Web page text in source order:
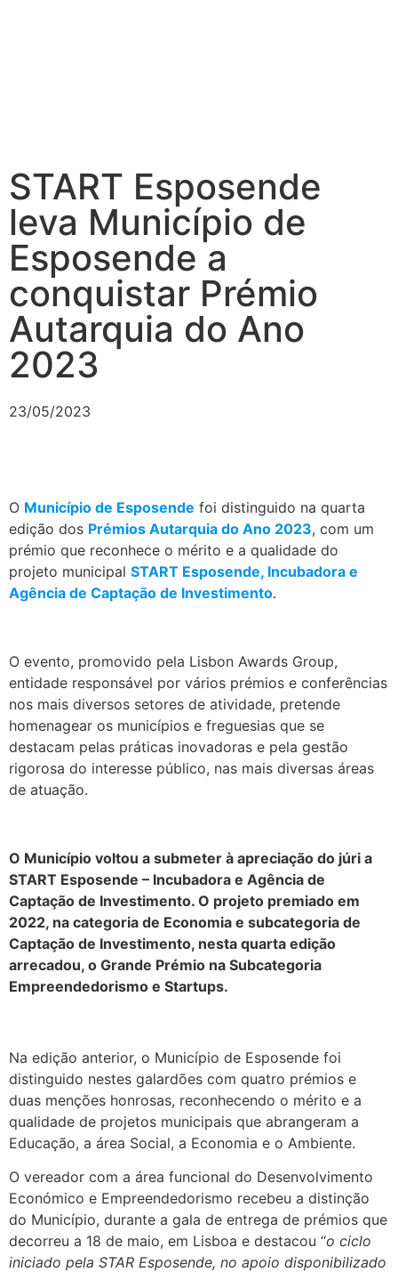
START Esposende
leva Município de
Esposende a
conquistar Prémio
Autarquia do Ano
2023
23/05/2023
O Município de Esposende foi distinguido na quarta
edição dos Prémios Autarquia do Ano 2023, com um
prémio que reconhece o mérito e a qualidade do
projeto municipal START Esposende, Incubadora e
Agência de Captação de Investimento.
O evento, promovido pela Lisbon Awards Group,
entidade responsável por vários prémios e conferências
nos mais diversos setores de atividade, pretende
homenagear os municípios e freguesias que se
destacam pelas práticas inovadoras e pela gestão
rigorosa do interesse público, nas mais diversas áreas
de atuação.
O Município voltou a submeter à apreciação do júri a
START Esposende – Incubadora e Agência de
Captação de Investimento. O projeto premiado em
2022, na categoria de Economia e subcategoria de
Captação de Investimento, nesta quarta edição
arrecadou, o Grande Prémio na Subcategoria
Empreendedorismo e Startups.
Na edição anterior, o Município de Esposende foi
distinguido nestes galardões com quatro prémios e
duas menções honrosas, reconhecendo o mérito e a
qualidade de projetos municipais que abrangeram a
Educação, a área Social, a Economia e o Ambiente.
O vereador com a área funcional do Desenvolvimento
Económico e Empreendedorismo recebeu a distinção
do Município, durante a gala de entrega de prémios que
decorreu a 18 de maio, em Lisboa e destacou “o ciclo
iniciado pela STAR Esposende, no apoio disponibilizado